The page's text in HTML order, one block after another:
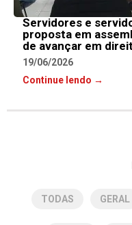
Servidores e
proposta em
de avançar em
19/06/2026
Continue lendo →
TODAS GERAL